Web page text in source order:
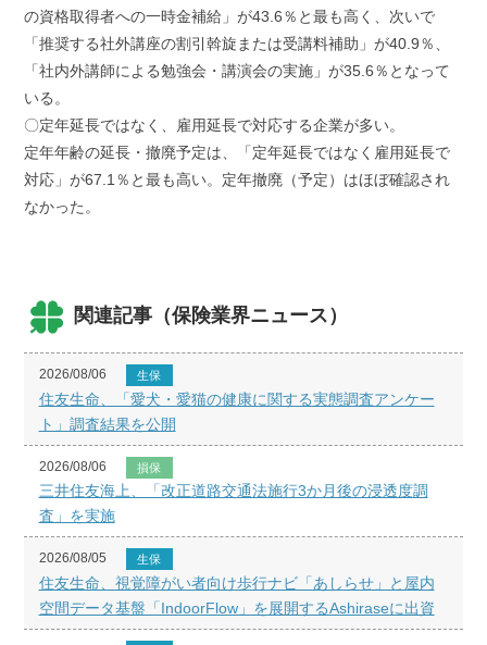
の資格取得者への一時金補給」が43.6％と最も高く、次いで
「推奨する社外講座の割引斡旋または受講料補助」が40.9％、
「社内外講師による勉強会・講演会の実施」が35.6％となって
いる。
〇定年延長ではなく、雇用延長で対応する企業が多い。
定年年齢の延長・撤廃予定は、「定年延長ではなく雇用延長で
対応」が67.1％と最も高い。定年撤廃（予定）はほぼ確認され
なかった。
関連記事（保険業界ニュース）
2026/08/06 生保
住友生命、「愛犬・愛猫の健康に関する実態調査アンケー
ト」調査結果を公開
2026/08/06 損保
三井住友海上、「改正道路交通法施行3か月後の浸透度調
査」を実施
2026/08/05 生保
住友生命、視覚障がい者向け歩行ナビ「あしらせ」と屋内
空間データ基盤「IndoorFlow」を展開するAshiraseに出資